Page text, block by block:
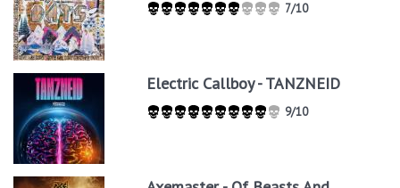
7/10
Electric Callboy - TANZNEID
9/10